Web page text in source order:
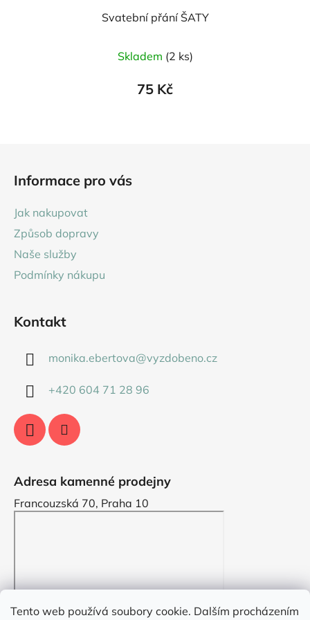
Tento web používá soubory cookie. Dalším procházením
Svatební přání ŠATY
Skladem (2 ks)
75 Kč
Informace pro vás
Jak nakupovat
Způsob dopravy
Naše služby
Podmínky nákupu
Kontakt
monika.ebertova@vyzdobeno.cz
+420 604 71 28 96
Adresa kamenné prodejny
Francouzská 70, Praha 10